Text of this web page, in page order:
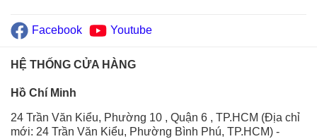
Facebook Youtube
HỆ THỐNG CỬA HÀNG
Hồ Chí Minh
24 Trần Văn Kiểu, Phường 10 , Quận 6 , TP.HCM (Địa chỉ
mới: 24 Trần Văn Kiểu, Phường Bình Phú, TP.HCM) -